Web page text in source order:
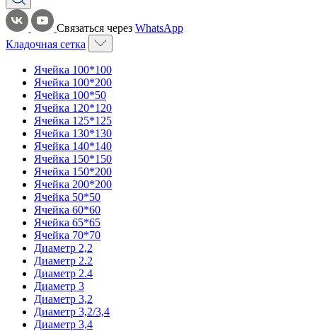
Связаться через WhatsApp
Кладочная сетка
Ячейка 100*100
Ячейка 100*200
Ячейка 100*50
Ячейка 120*120
Ячейка 125*125
Ячейка 130*130
Ячейка 140*140
Ячейка 150*150
Ячейка 150*200
Ячейка 200*200
Ячейка 50*50
Ячейка 60*60
Ячейка 65*65
Ячейка 70*70
Диаметр 2,2
Диаметр 2.2
Диаметр 2.4
Диаметр 3
Диаметр 3,2
Диаметр 3,2/3,4
Диаметр 3,4